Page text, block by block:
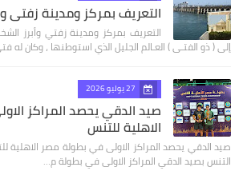
التعريف بمركز ومدينة زفتي
التعريف بمركز ومدينة زفتي وأبرز
إلى ( ذو الفتـى ) العـالم الجليل الذي استوطنها ، وكان له
27 يوليو 2026
صيد الدقي يحصد المراكز
الاهلية للتنس
صيد الدقي يحصد المراكز الاولى في بطولة مصر الاهلية
التنس بصيد الدقي المراكز الاولى في بطولة م…